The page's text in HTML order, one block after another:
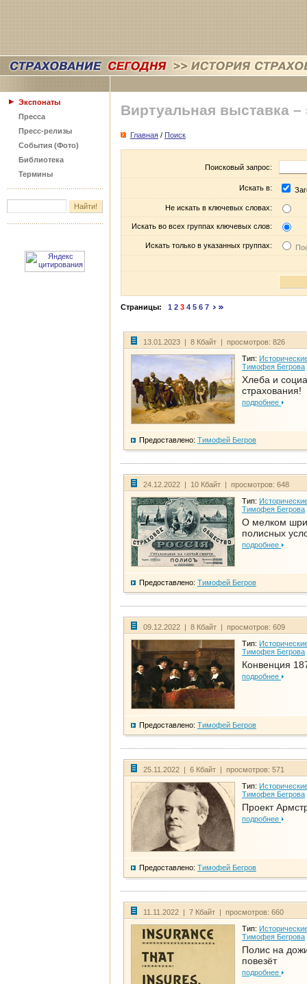
Экспонаты
Пресса
Пресс-релизы
События (Фото)
Библиотека
Термины
Виртуальная выставка –
Главная / Поиск
Поисковый запрос:
Искать в:
Не искать в ключевых словах:
Искать во всех группах ключевых слов:
Искать только в указанных группах:
Страницы: 1 2 3 4 5 6 7
13.01.2023 | 8 Кбайт | просмотров: 826
Тип:
Тимофея Бегрова
Хлеба и
страхования!
подробнее
Предоставлено: Тимофей Бегров
24.12.2022 | 10 Кбайт | просмотров: 648
Тип:
Тимофея Бегрова
О мелком
полисных
подробнее
Предоставлено: Тимофей Бегров
09.12.2022 | 8 Кбайт | просмотров: 609
Тип:
Тимофея Бегрова
Конвенция
подробнее
Предоставлено: Тимофей Бегров
25.11.2022 | 6 Кбайт | просмотров: 571
Тип:
Тимофея Бегрова
Проект
подробнее
Предоставлено: Тимофей Бегров
11.11.2022 | 7 Кбайт | просмотров: 660
Тип:
Тимофея Бегрова
Полис на
повезёт
подробнее